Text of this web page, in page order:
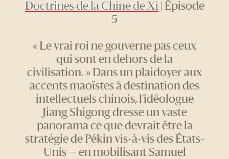
Doctrines de la Chine de Xi| Épisode
5
« Le vrai roi ne gouverne pas ceux
qui sont en dehors de la
civilisation. » Dans un plaidoyer aux
accents maoïstes à destination des
intellectuels chinois, l'idéologue
Jiang Shigong dresse un vaste
panorama ce que devrait être la
stratégie de Pékin vis-à-vis des États-
Unis — en mobilisant Samuel